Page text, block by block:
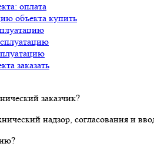
оплата
объекта купить
заказать
заказчик?
надзор, согласования и